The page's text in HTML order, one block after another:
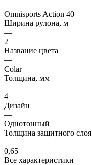
—
Omnisports Action 40
Ширина рулона, м
—
2
Название цвета
—
Colar
Толщина, мм
—
4
Дизайн
—
Однотонный
Толщина защитного слоя
—
0,65
Все характеристики